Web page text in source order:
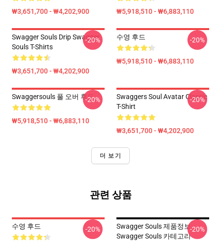
₩3,651,700 - ₩4,202,900 ₩5,918,510 - ₩6,883,110
Swagger Souls Drip Swagger
Souls T-Shirts
₩3,651,700 - ₩4,202,900
-20% 수영 후드
₩5,918,510 - ₩6,883,110
-20%
Swaggersouls 풀 오버 후드
₩5,918,510 - ₩6,883,110
-20%
Swaggers Soul Avatar Classic
T-Shirt
₩3,651,700 - ₩4,202,900
-20%
더 보기
관련 상품
수영 후드 -20%
Swagger Souls 제품정보
Swagger Souls 카테고리
-20%